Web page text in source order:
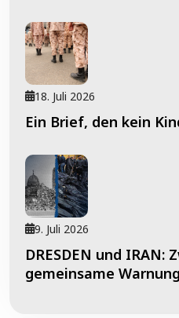
18. Juli 2026
Ein Brief, den kein
9. Juli 2026
DRESDEN und IRAN:
gemeinsame Warnung